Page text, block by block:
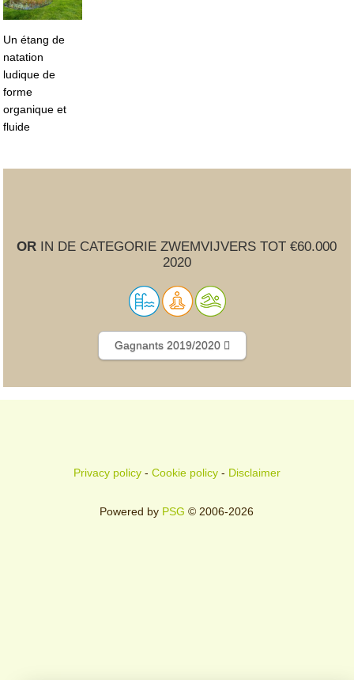
Un étang de
natation
ludique de
forme
organique et
fluide
OR IN DE CATEGORIE ZWEMVIJVERS TOT €60.000
2020
Gagnants 2019/2020
Privacy policy- Cookie policy- Disclaimer
Powered by PSG © 2006-2026